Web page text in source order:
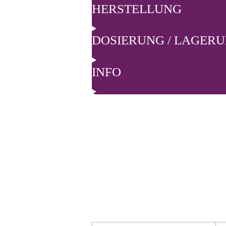
HERSTELLUNG
DOSIERUNG /
INFO